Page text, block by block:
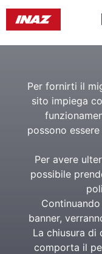
Per fornirti il
sito impiega
possono
Per avere
possibile
banner,
La chiusura di
comporta il
TUTTI